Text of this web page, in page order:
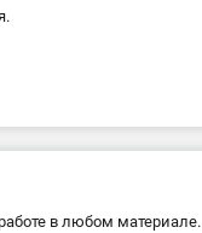
в любом материале.